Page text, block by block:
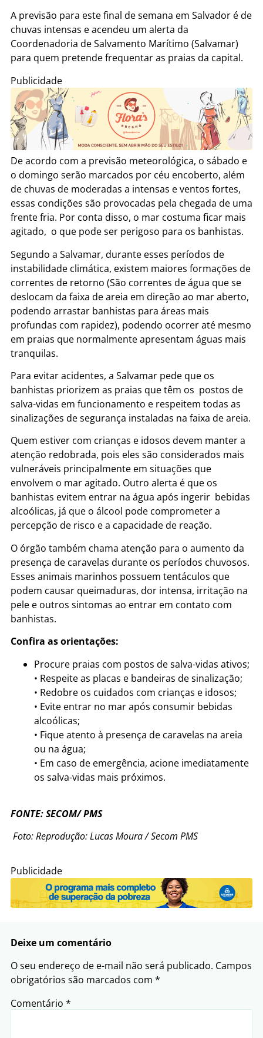
A previsão para este final de semana em Salvador é de
chuvas intensas e acendeu um alerta da
Coordenadoria de Salvamento Marítimo (Salvamar)
para quem pretende frequentar as praias da capital.
Publicidade
De acordo com a previsão meteorológica, o sábado e
o domingo serão marcados por céu encoberto, além
de chuvas de moderadas a intensas e ventos fortes,
essas condições são provocadas pela chegada de uma
frente fria. Por conta disso, o mar costuma ficar mais
agitado, o que pode ser perigoso para os banhistas.
Segundo a Salvamar, durante esses períodos de
instabilidade climática, existem maiores formações de
correntes de retorno (São correntes de água que se
deslocam da faixa de areia em direção ao mar aberto,
podendo arrastar banhistas para áreas mais
profundas com rapidez), podendo ocorrer até mesmo
em praias que normalmente apresentam águas mais
tranquilas.
Para evitar acidentes, a Salvamar pede que os
banhistas priorizem as praias que têm os postos de
salva-vidas em funcionamento e respeitem todas as
sinalizações de segurança instaladas na faixa de areia.
Quem estiver com crianças e idosos devem manter a
atenção redobrada, pois eles são considerados mais
vulneráveis principalmente em situações que
envolvem o mar agitado. Outro alerta é que os
banhistas evitem entrar na água após ingerir bebidas
alcoólicas, já que o álcool pode comprometer a
percepção de risco e a capacidade de reação.
O órgão também chama atenção para o aumento da
presença de caravelas durante os períodos chuvosos.
Esses animais marinhos possuem tentáculos que
podem causar queimaduras, dor intensa, irritação na
pele e outros sintomas ao entrar em contato com
banhistas.
Confira as orientações:
Procure praias com postos de salva-vidas ativos;
• Respeite as placas e bandeiras de sinalização;
• Redobre os cuidados com crianças e idosos;
• Evite entrar no mar após consumir bebidas
alcoólicas;
• Fique atento à presença de caravelas na areia
ou na água;
• Em caso de emergência, acione imediatamente
os salva-vidas mais próximos.
FONTE: SECOM/ PMS
Foto: Reprodução: Lucas Moura / Secom PMS
Publicidade
Deixe um comentário
O seu endereço de e-mail não será publicado. Campos
obrigatórios são marcados com *
Comentário *